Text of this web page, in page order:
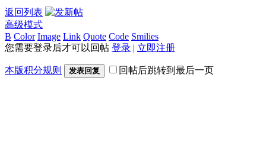
返回列表
高级模式
B Color Image Link Quote Code Smilies
您需要登录后才可以回帖 登录 | 立即注册
本版积分规则 发表回复 回帖后跳转到最后一页